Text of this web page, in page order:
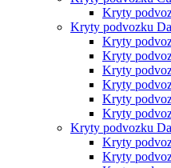
Kryty
Kryty podvozku
Kryty
Kryty
Kryty
Kryty
Kryty
Kryty
Kryty podvozku
Kryty
Kryty